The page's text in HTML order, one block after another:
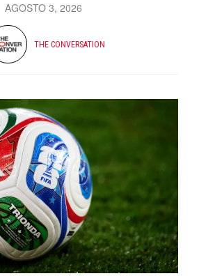
AGOSTO 3, 2026
THE CONVERSATION